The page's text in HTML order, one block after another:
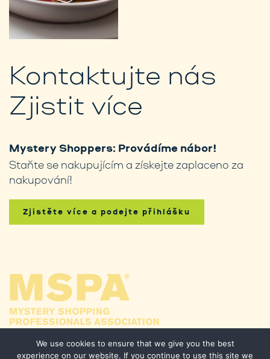
Kontaktujte nás
Zjistit více
Mystery Shoppers: Provádíme nábor!
Staňte se nakupujícím a získejte zaplaceno za
nakupování!
Zjistěte více a podejte přihlášku
We use cookies to ensure that we give you the best
experience on our website. If you continue to use this site we